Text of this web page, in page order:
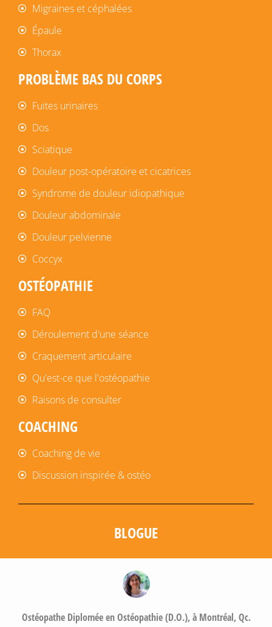
Migraines et céphalées
Épaule
Thorax
PROBLÈME BAS DU CORPS
Fuites urinaires
Dos
Sciatique
Douleur post-opératoire et cicatrices
Syndrome de douleur idiopathique
Douleur abdominale
Douleur pelvienne
Coccyx
OSTÉOPATHIE
FAQ
Déroulement d'une séance
Craquement articulaire
Qu'est-ce que l'ostéopathie
Raisons de consulter
COACHING
Coaching de vie
Discussion inspirée & ostéo
BLOGUE
Ostéopathe Diplomée en Ostéopathie (D.O.), à Montréal, Qc.